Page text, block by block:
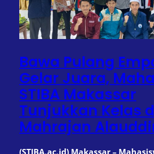
Bawa Pulang
Gelar Juara,
STIBA Makassar
Tunjukkan Kelas
Mahrajan